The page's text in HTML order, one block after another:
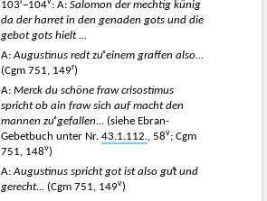
103 –104 : A: Salomon der mechtig künig
da der harret in den genaden gots und die
gebot gots hielt ...
A:Augustinus redtzuͦ einem graffen also...
(Cgm 751, 149r)
A: Merck du schöne fraw crisostimus
spricht ob ain fraw sich auf macht den
mannen zuͦ gefallen... (siehe Ebran-
Gebetbuch unter Nr. 43.1.112., 58v; Cgm
751, 148v)
A:Augustinus spricht got ist also guͦt und
gerecht... (Cgm 751, 149v)